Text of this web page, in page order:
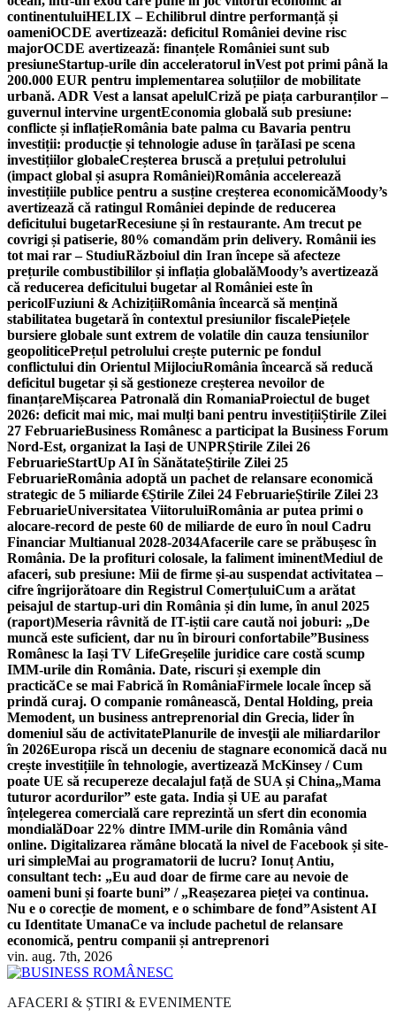
continentuluiHELIX – Echilibrul dintre performanță și
oameniOCDE avertizează: deficitul României devine risc
majorOCDE avertizează: finanțele României sunt sub
presiuneStartup-urile din acceleratorul inVest pot primi până la
200.000 EUR pentru implementarea soluțiilor de mobilitate
urbană. ADR Vest a lansat apelulCriză pe piața carburanților –
guvernul intervine urgentEconomia globală sub presiune:
conflicte și inflațieRomânia bate palma cu Bavaria pentru
investiții: producție și tehnologie aduse în țarăIasi pe scena
investițiilor globaleCreșterea bruscă a prețului petrolului
(impact global și asupra României)România accelerează
investițiile publice pentru a susține creșterea economicăMoody’s
avertizează că ratingul României depinde de reducerea
deficitului bugetarRecesiune și în restaurante. Am trecut pe
covrigi și patiserie, 80% comandăm prin delivery. Românii ies
tot mai rar – StudiuRăzboiul din Iran începe să afecteze
prețurile combustibililor și inflația globalăMoody’s avertizează
că reducerea deficitului bugetar al României este în
pericolFuziuni & AchizițiiRomânia încearcă să mențină
stabilitatea bugetară în contextul presiunilor fiscalePiețele
bursiere globale sunt extrem de volatile din cauza tensiunilor
geopoliticePrețul petrolului crește puternic pe fondul
conflictului din Orientul MijlociuRomânia încearcă să reducă
deficitul bugetar și să gestioneze creșterea nevoilor de
finanțareMișcarea Patronală din RomaniaProiectul de buget
2026: deficit mai mic, mai mulți bani pentru investițiiȘtirile Zilei
27 FebruarieBusiness Românesc a participat la Business Forum
Nord-Est, organizat la Iași de UNPRȘtirile Zilei 26
FebruarieStartUp AI în SănătateȘtirile Zilei 25
FebruarieRomânia adoptă un pachet de relansare economică
strategic de 5 miliarde €Știrile Zilei 24 FebruarieȘtirile Zilei 23
FebruarieUniversitatea ViitoruluiRomânia ar putea primi o
alocare-record de peste 60 de miliarde de euro în noul Cadru
Financiar Multianual 2028-2034Afacerile care se prăbușesc în
România. De la profituri colosale, la faliment iminentMediul de
afaceri, sub presiune: Mii de firme și-au suspendat activitatea –
cifre îngrijorătoare din Registrul ComerțuluiCum a arătat
peisajul de startup-uri din România și din lume, în anul 2025
(raport)Meseria râvnită de IT-iștii care caută noi joburi: „De
muncă este suficient, dar nu în birouri confortabile”Business
Românesc la Iași TV LifeGreșelile juridice care costă scump
IMM-urile din România. Date, riscuri și exemple din
practicăCe se mai Fabrică în RomâniaFirmele locale încep să
prindă curaj. O companie românească, Dental Holding, preia
Memodent, un business antreprenorial din Grecia, lider în
domeniul său de activitatePlanurile de invesţii ale miliardarilor
în 2026Europa riscă un deceniu de stagnare economică dacă nu
crește investițiile în tehnologie, avertizează McKinsey / Cum
poate UE să recupereze decalajul față de SUA și China„Mama
tuturor acordurilor” este gata. India și UE au parafat
înțelegerea comercială care reprezintă un sfert din economia
mondialăDoar 22% dintre IMM-urile din România vând
online. Digitalizarea rămâne blocată la nivel de Facebook și site-
uri simpleMai au programatorii de lucru? Ionuț Antiu,
consultant tech: „Eu aud doar de firme care au nevoie de
oameni buni și foarte buni” / „Reașezarea pieței va continua.
Nu e o corecție de moment, e o schimbare de fond”Asistent AI
cu Identitate UmanaCe va include pachetul de relansare
economică, pentru companii și antreprenori
vin. aug. 7th, 2026
AFACERI & ȘTIRI & EVENIMENTE